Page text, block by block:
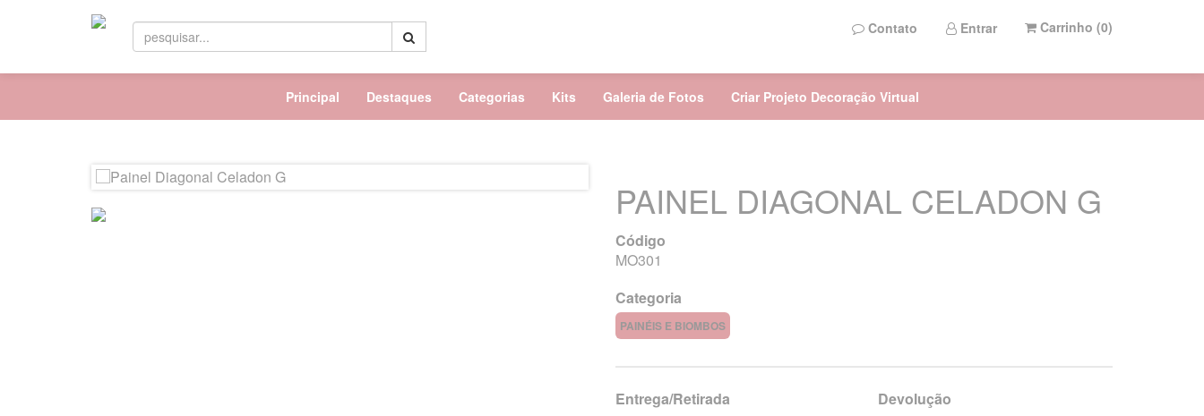
Contato Entrar Carrinho (0)
Principal Destaques Categorias Kits Galeria de Fotos Criar Projeto Decoração Virtual
PAINEL DIAGONAL CELADON G
Código
MO301
Categoria
PAINÉIS E BIOMBOS
Entrega/Retirada Devolução